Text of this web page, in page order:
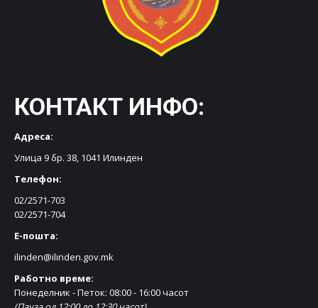
КОНТАКТ ИНФО:
Адреса:
Улица 9 бр. 38, 1041 Илинден
Телефон:
02/2571-703
02/2571-704
Е-пошта:
ilinden@ilinden.gov.mk
Работно време:
Понеделник - Петок: 08:00 - 16:00 часот